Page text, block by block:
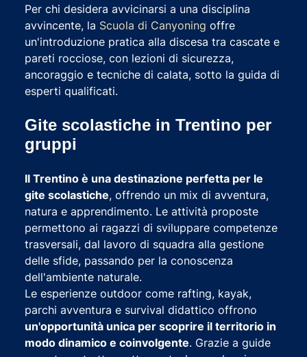
Per chi desidera avvicinarsi a una disciplina
avvincente, la Scuola di Canyoning offre
un'introduzione pratica alla discesa tra cascate e
pareti rocciose, con lezioni di sicurezza,
ancoraggio e tecniche di calata, sotto la guida di
esperti qualificati.
Gite scolastiche in Trentino per
gruppi
Il Trentino è una destinazione perfetta per le
gite scolastiche, offrendo un mix di avventura,
natura e apprendimento. Le attività proposte
permettono ai ragazzi di sviluppare competenze
trasversali, dal lavoro di squadra alla gestione
delle sfide, passando per la conoscenza
dell'ambiente naturale.
Le esperienze outdoor come rafting, kayak,
parchi avventura e survival didattico offrono
un'opportunità unica per scoprire il territorio in
modo dinamico e coinvolgente. Grazie a guide